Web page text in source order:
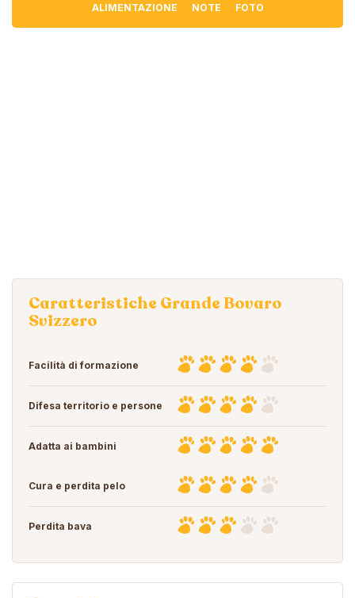
ALIMENTAZIONE
NOTE FOTO
Caratteristiche Grande Bovaro
Svizzero
Facilità di formazione
Difesa territorio e persone
Adatta ai bambini
Cura e perdita pelo
Perdita bava